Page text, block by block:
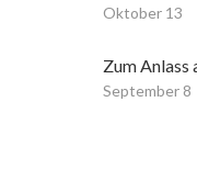
Oktober 13
Zum Anlass
September 8